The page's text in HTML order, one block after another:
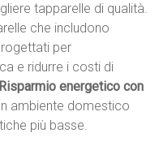
tapparelle di qualità.
che includono
per
e ridurre i costi di
Risparmio energetico con
ambiente domestico
più basse.